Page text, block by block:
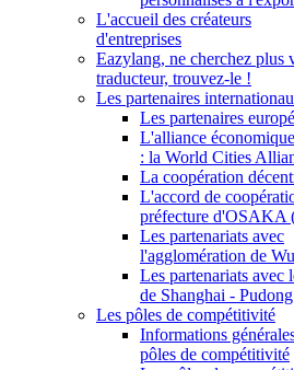
L'accueil des créateurs
d'entreprises
Eazylang, ne cherchez plus
traducteur, trouvez-le !
Les partenaires
Les partenaires
L'alliance
: la World Cities
La coopération
L'accord de
préfecture d'OSAKA
Les partenariats avec
l'agglomération de
Les partenariats avec
de Shanghai -
Les pôles de compétitivité
Informations
pôles de compétitivité